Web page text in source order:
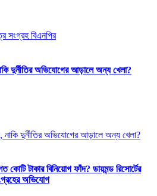
দুর্নীতির অভিযোগের আড়ালে অন্য খেলা?
টাকার বিনিয়োগ ফাঁদ? ডায়মন্ড রিসোর্টের
অভিযোগ